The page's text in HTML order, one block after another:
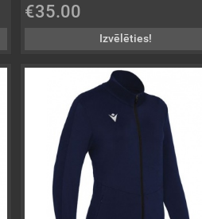
€35.00
Izvēlēties!